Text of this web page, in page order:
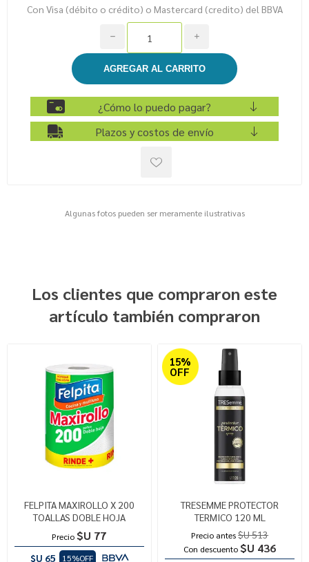
Con Visa (débito o crédito) o Mastercard (credito) del BBVA
i
h
¿Cómo lo puedo pagar?
Plazos y costos de envío
Algunas fotos pueden ser meramente ilustrativas
Los clientes que compraron este
artículo también compraron
FELPITA MAXIROLLO X 200
TOALLAS DOBLE HOJA
Precio $U 77
$U 65
15%OFF
15%
OFF
TRESEMME PROTECTOR
TERMICO 120 ML
Precio antes$U 513
Con descuento $U 436